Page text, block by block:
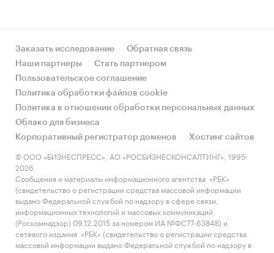
Заказать исследование
Обратная связь
Наши партнеры
Стать партнером
Пользовательское соглашение
Политика обработки файлов cookie
Политика в отношении обработки персональных данных
Облако для бизнеса
Корпоративный регистратор доменов
Хостинг сайтов
© ООО «БИЗНЕСПРЕСС», АО «РОСБИЗНЕСКОНСАЛТИНГ», 1995-
2026.
Сообщения и материалы информационного агентства «РБК»
(свидетельство о регистрации средства массовой информации
выдано Федеральной службой по надзору в сфере связи,
информационных технологий и массовых коммуникаций
(Роскомнадзор) 09.12.2015 за номером ИА №ФС77-63848) и
сетевого издания «РБК» (свидетельство о регистрации средства
массовой информации выдано Федеральной службой по надзору в